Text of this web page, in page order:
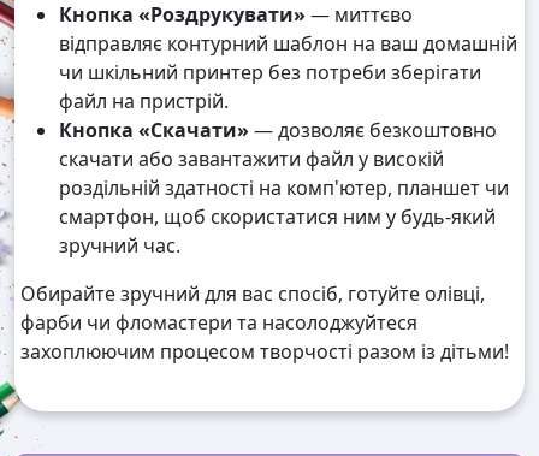
Кнопка «Роздрукувати» — миттєво
відправляє контурний шаблон на ваш домашній
чи шкільний принтер без потреби зберігати
файл на пристрій.
Кнопка «Скачати» — дозволяє безкоштовно
скачати або завантажити файл у високій
роздільній здатності на комп'ютер, планшет чи
смартфон, щоб скористатися ним у будь-який
зручний час.
Обирайте зручний для вас спосіб, готуйте олівці,
фарби чи фломастери та насолоджуйтеся
захоплюючим процесом творчості разом із дітьми!